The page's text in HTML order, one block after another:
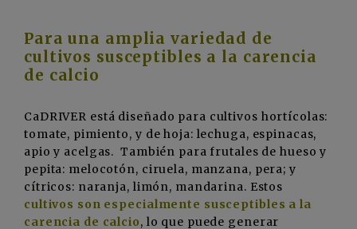
Para una amplia variedad de
cultivos susceptibles a la carencia
de calcio
CaDRIVER está diseñado para cultivos hortícolas:
tomate, pimiento, y de hoja: lechuga, espinacas,
apio y acelgas. También para frutales de hueso y
pepita: melocotón, ciruela, manzana, pera; y
cítricos: naranja, limón, mandarina. Estos
cultivos son especialmente susceptibles a la
carencia de calcio, lo que puede generar